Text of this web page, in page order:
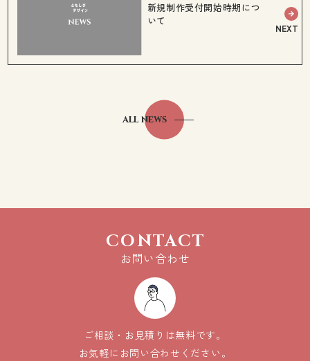
新規制作受付開始時期につ
いて
all news
CONTACT
お問い合わせ
ご相談・お見積りは無料です。
お気軽にお問い合わせください。